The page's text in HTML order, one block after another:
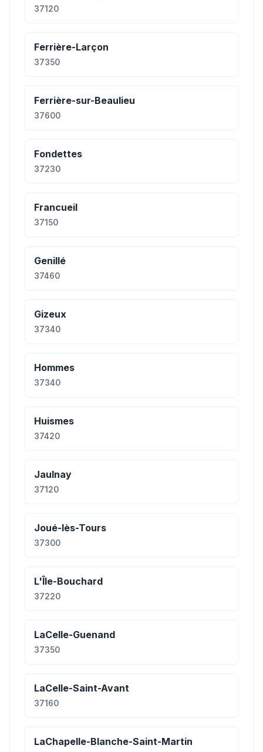
37120
Ferrière-Larçon
37350
Ferrière-sur-Beaulieu
37600
Fondettes
37230
Francueil
37150
Genillé
37460
Gizeux
37340
Hommes
37340
Huismes
37420
Jaulnay
37120
Joué-lès-Tours
37300
L'Île-Bouchard
37220
LaCelle-Guenand
37350
LaCelle-Saint-Avant
37160
LaChapelle-Blanche-Saint-Martin